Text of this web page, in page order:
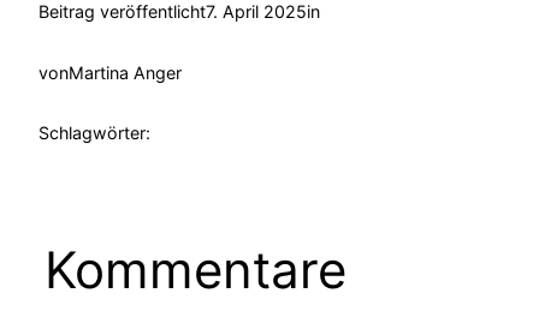
Beitrag veröffentlicht7. April 2025in
vonMartina Anger
Schlagwörter:
Kommentare